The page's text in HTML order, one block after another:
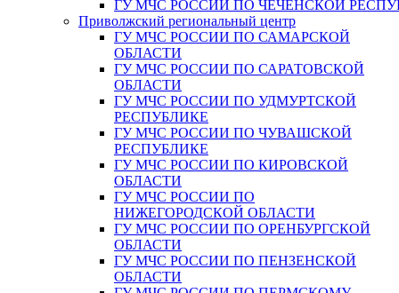
ГУ МЧС РОССИИ ПО ЧЕЧЕНСКОЙ
Приволжский региональный центр
ГУ МЧС РОССИИ ПО САМАРСКОЙ
ОБЛАСТИ
ГУ МЧС РОССИИ ПО САРАТОВСКОЙ
ОБЛАСТИ
ГУ МЧС РОССИИ ПО УДМУРТСКОЙ
РЕСПУБЛИКЕ
ГУ МЧС РОССИИ ПО ЧУВАШСКОЙ
РЕСПУБЛИКЕ
ГУ МЧС РОССИИ ПО КИРОВСКОЙ
ОБЛАСТИ
ГУ МЧС РОССИИ ПО
НИЖЕГОРОДСКОЙ ОБЛАСТИ
ГУ МЧС РОССИИ ПО ОРЕНБУРГСКОЙ
ОБЛАСТИ
ГУ МЧС РОССИИ ПО ПЕНЗЕНСКОЙ
ОБЛАСТИ